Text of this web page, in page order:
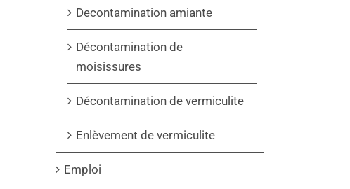
Decontamination amiante
Décontamination de
moisissures
Décontamination de vermiculite
Enlèvement de vermiculite
Emploi